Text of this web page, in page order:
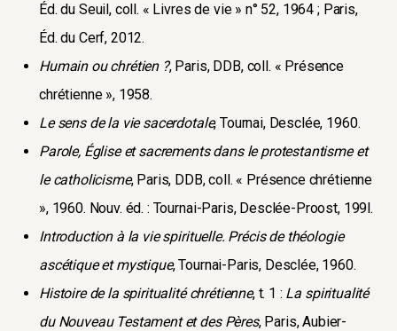
Éd. du Seuil, coll. « Livres de vie » n° 52, 1964 ; Paris,
Éd. du Cerf, 2012.
Humain ou chrétien ?, Paris, DDB, coll. « Présence
chrétienne », 1958.
Le sens de la vie sacerdotale, Tournai, Desclée, 1960.
Parole, Église et sacrements dans le protestantisme et
le catholicisme, Paris, DDB, coll. « Présence chrétienne
», 1960. Nouv. éd. : Tournai-Paris, Desclée-Proost, 199l.
Introduction à la vie spirituelle. Précis de théologie
ascétique et mystique, Tournai-Paris, Desclée, 1960.
Histoire de la spiritualité chrétienne, t. 1 : La spiritualité
du Nouveau Testament et des Pères, Paris, Aubier-